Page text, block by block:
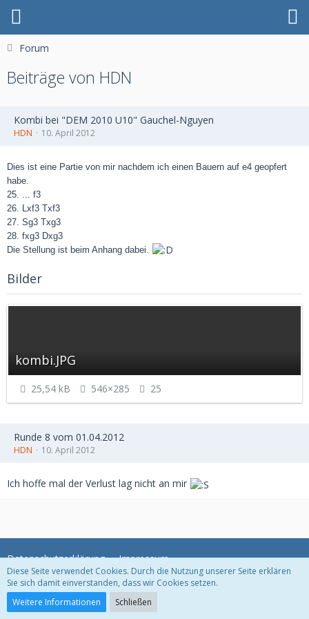
Forum
Beiträge von HDN
Kombi bei "DEM 2010 U10" Gauchel-Nguyen
HDN 10. April 2012
Dies ist eine Partie von mir nachdem ich einen Bauern auf e4 geopfert
habe.
25. ... f3
26. Lxf3 Txf3
27. Sg3 Txg3
28. fxg3 Dxg3
Die Stellung ist beim Anhang dabei.
Bilder
kombi.JPG
25,54 kB 546×285 25
Runde 8 vom 01.04.2012
HDN 10. April 2012
Ich hoffe mal der Verlust lag nicht an mir
Datenschutzerklärung Impressum
Community-Software:
Diese Seite verwendet Cookies. Durch die Nutzung unserer Seite erklären
Sie sich damit einverstanden, dass wir Cookies setzen.
Weitere Informationen
Schließen